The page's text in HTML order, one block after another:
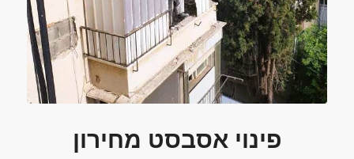
פינוי אסבסט מחירון